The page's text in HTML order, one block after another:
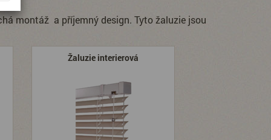
montáž a příjemný design. Tyto žaluzie jsou
Žaluzie interierová